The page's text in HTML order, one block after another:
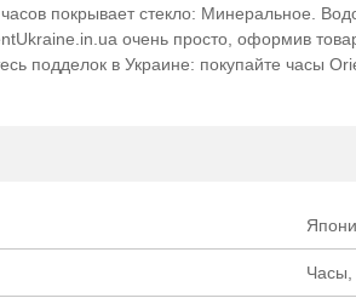
покрывает стекло: Минеральное.
очень просто, оформив
подделок в Украине: покупайте часы
Часы,